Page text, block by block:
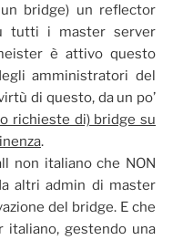
bridge) un reflector
tutti i master server
è attivo questo
amministratori del
di questo, da un po’
richieste di) bridge su
.
non italiano che NON
altri admin di master
del bridge. E che
italiano, gestendo una